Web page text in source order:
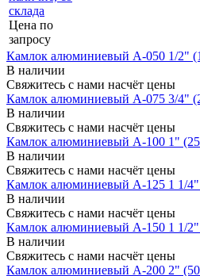
Цена по
запросу
Камлок алюминиевый A-050 1/2"
В наличии
Свяжитесь с нами насчёт цены
Камлок алюминиевый A-075 3/4"
В наличии
Свяжитесь с нами насчёт цены
Камлок алюминиевый A-100 1"
В наличии
Свяжитесь с нами насчёт цены
Камлок алюминиевый A-125 1 1/
В наличии
Свяжитесь с нами насчёт цены
Камлок алюминиевый A-150 1 1/
В наличии
Свяжитесь с нами насчёт цены
Камлок алюминиевый A-200 2"